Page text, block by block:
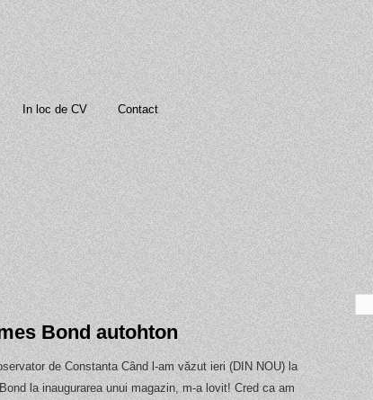
In loc de CV Contact
Bond autohton
de Constanta Când l-am văzut ieri (DIN NOU) la
la inaugurarea unui magazin, m-a lovit! Cred ca am